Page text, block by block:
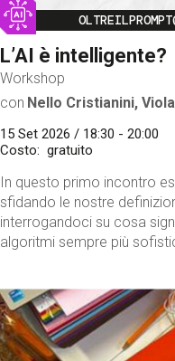
L’AI è intelligente?
Workshop
con Nello Cristianini,
15 Set 2026 / 18:30 - 20:00
Costo
gratuito
In questo primo incontro
sfidando le nostre
interrogandoci su cosa
algoritmi sempre più